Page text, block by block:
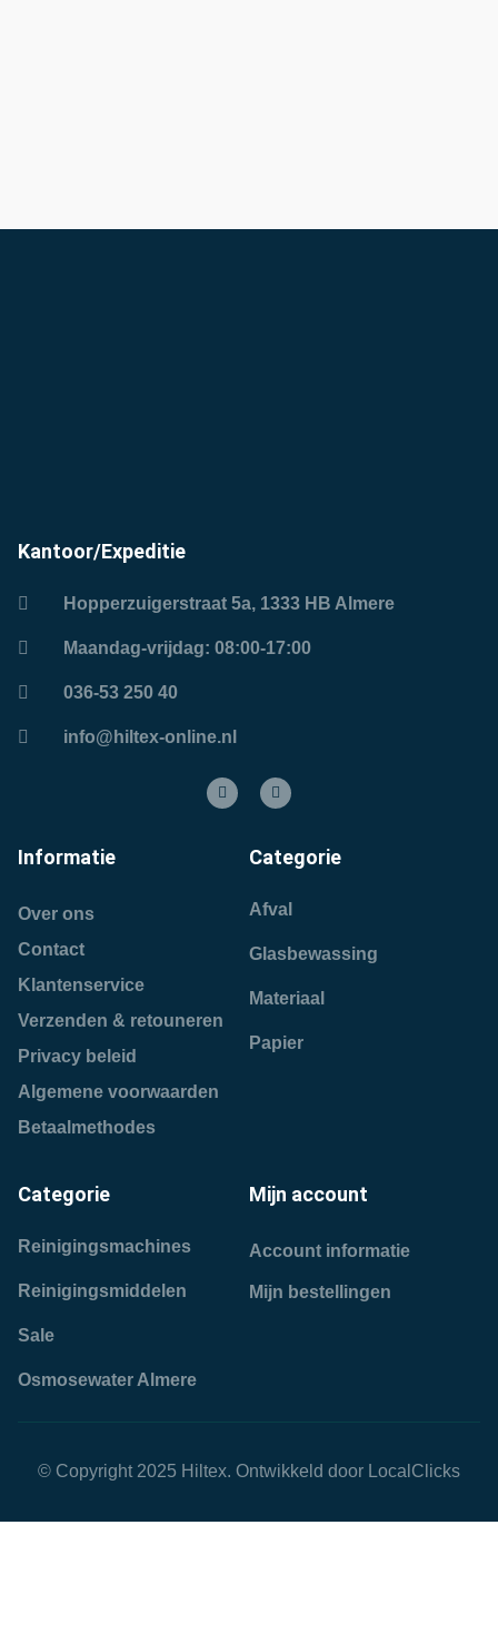
Kantoor/Expeditie
Hopperzuigerstraat 5a, 1333 HB Almere
Maandag-vrijdag: 08:00-17:00
036-53 250 40
info@hiltex-online.nl
Informatie
Over ons
Contact
Klantenservice
Verzenden & retouneren
Privacy beleid
Algemene voorwaarden
Betaalmethodes
Categorie
Afval
Glasbewassing
Materiaal
Papier
Categorie
Reinigingsmachines
Reinigingsmiddelen
Sale
Osmosewater Almere
Mijn account
Account informatie
Mijn bestellingen
© Copyright 2025 Hiltex. Ontwikkeld door LocalClicks